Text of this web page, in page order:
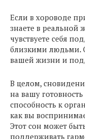
Если в хороводе
знаете в реальной
чувствуете себя
близкими людьми.
вашей жизни и
В целом,
на вашу
способность к
как вы
Этот сон может
поддерживать